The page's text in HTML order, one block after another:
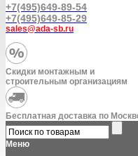
+7(495)649-89-54
+7(495)649-85-29
sales@ada-sb.ru
Скидки монтажным и
строительным организациям
Бесплатная доставка по
Меню